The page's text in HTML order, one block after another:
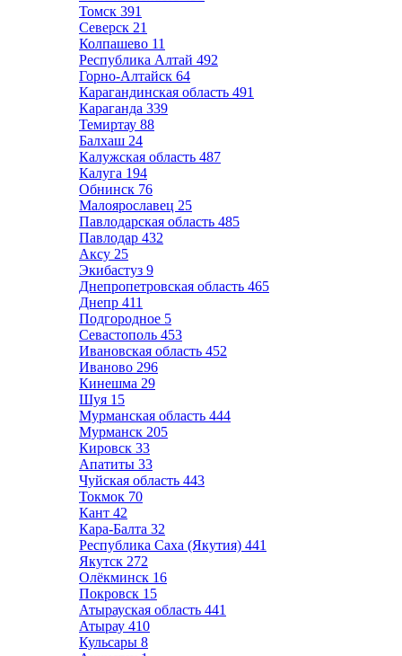
Томск 391
Северск 21
Колпашево 11
Республика Алтай 492
Горно-Алтайск 64
Карагандинская область 491
Караганда 339
Темиртау 88
Балхаш 24
Калужская область 487
Калуга 194
Обнинск 76
Малоярославец 25
Павлодарская область 485
Павлодар 432
Аксу 25
Экибастуз 9
Днепропетровская область 465
Днепр 411
Подгородное 5
Севастополь 453
Ивановская область 452
Иваново 296
Кинешма 29
Шуя 15
Мурманская область 444
Мурманск 205
Кировск 33
Апатиты 33
Чуйская область 443
Токмок 70
Кант 42
Кара-Балта 32
Республика Саха (Якутия) 441
Якутск 272
Олёкминск 16
Покровск 15
Атырауская область 441
Атырау 410
Кульсары 8